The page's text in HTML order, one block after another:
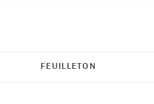
FEUILLETON